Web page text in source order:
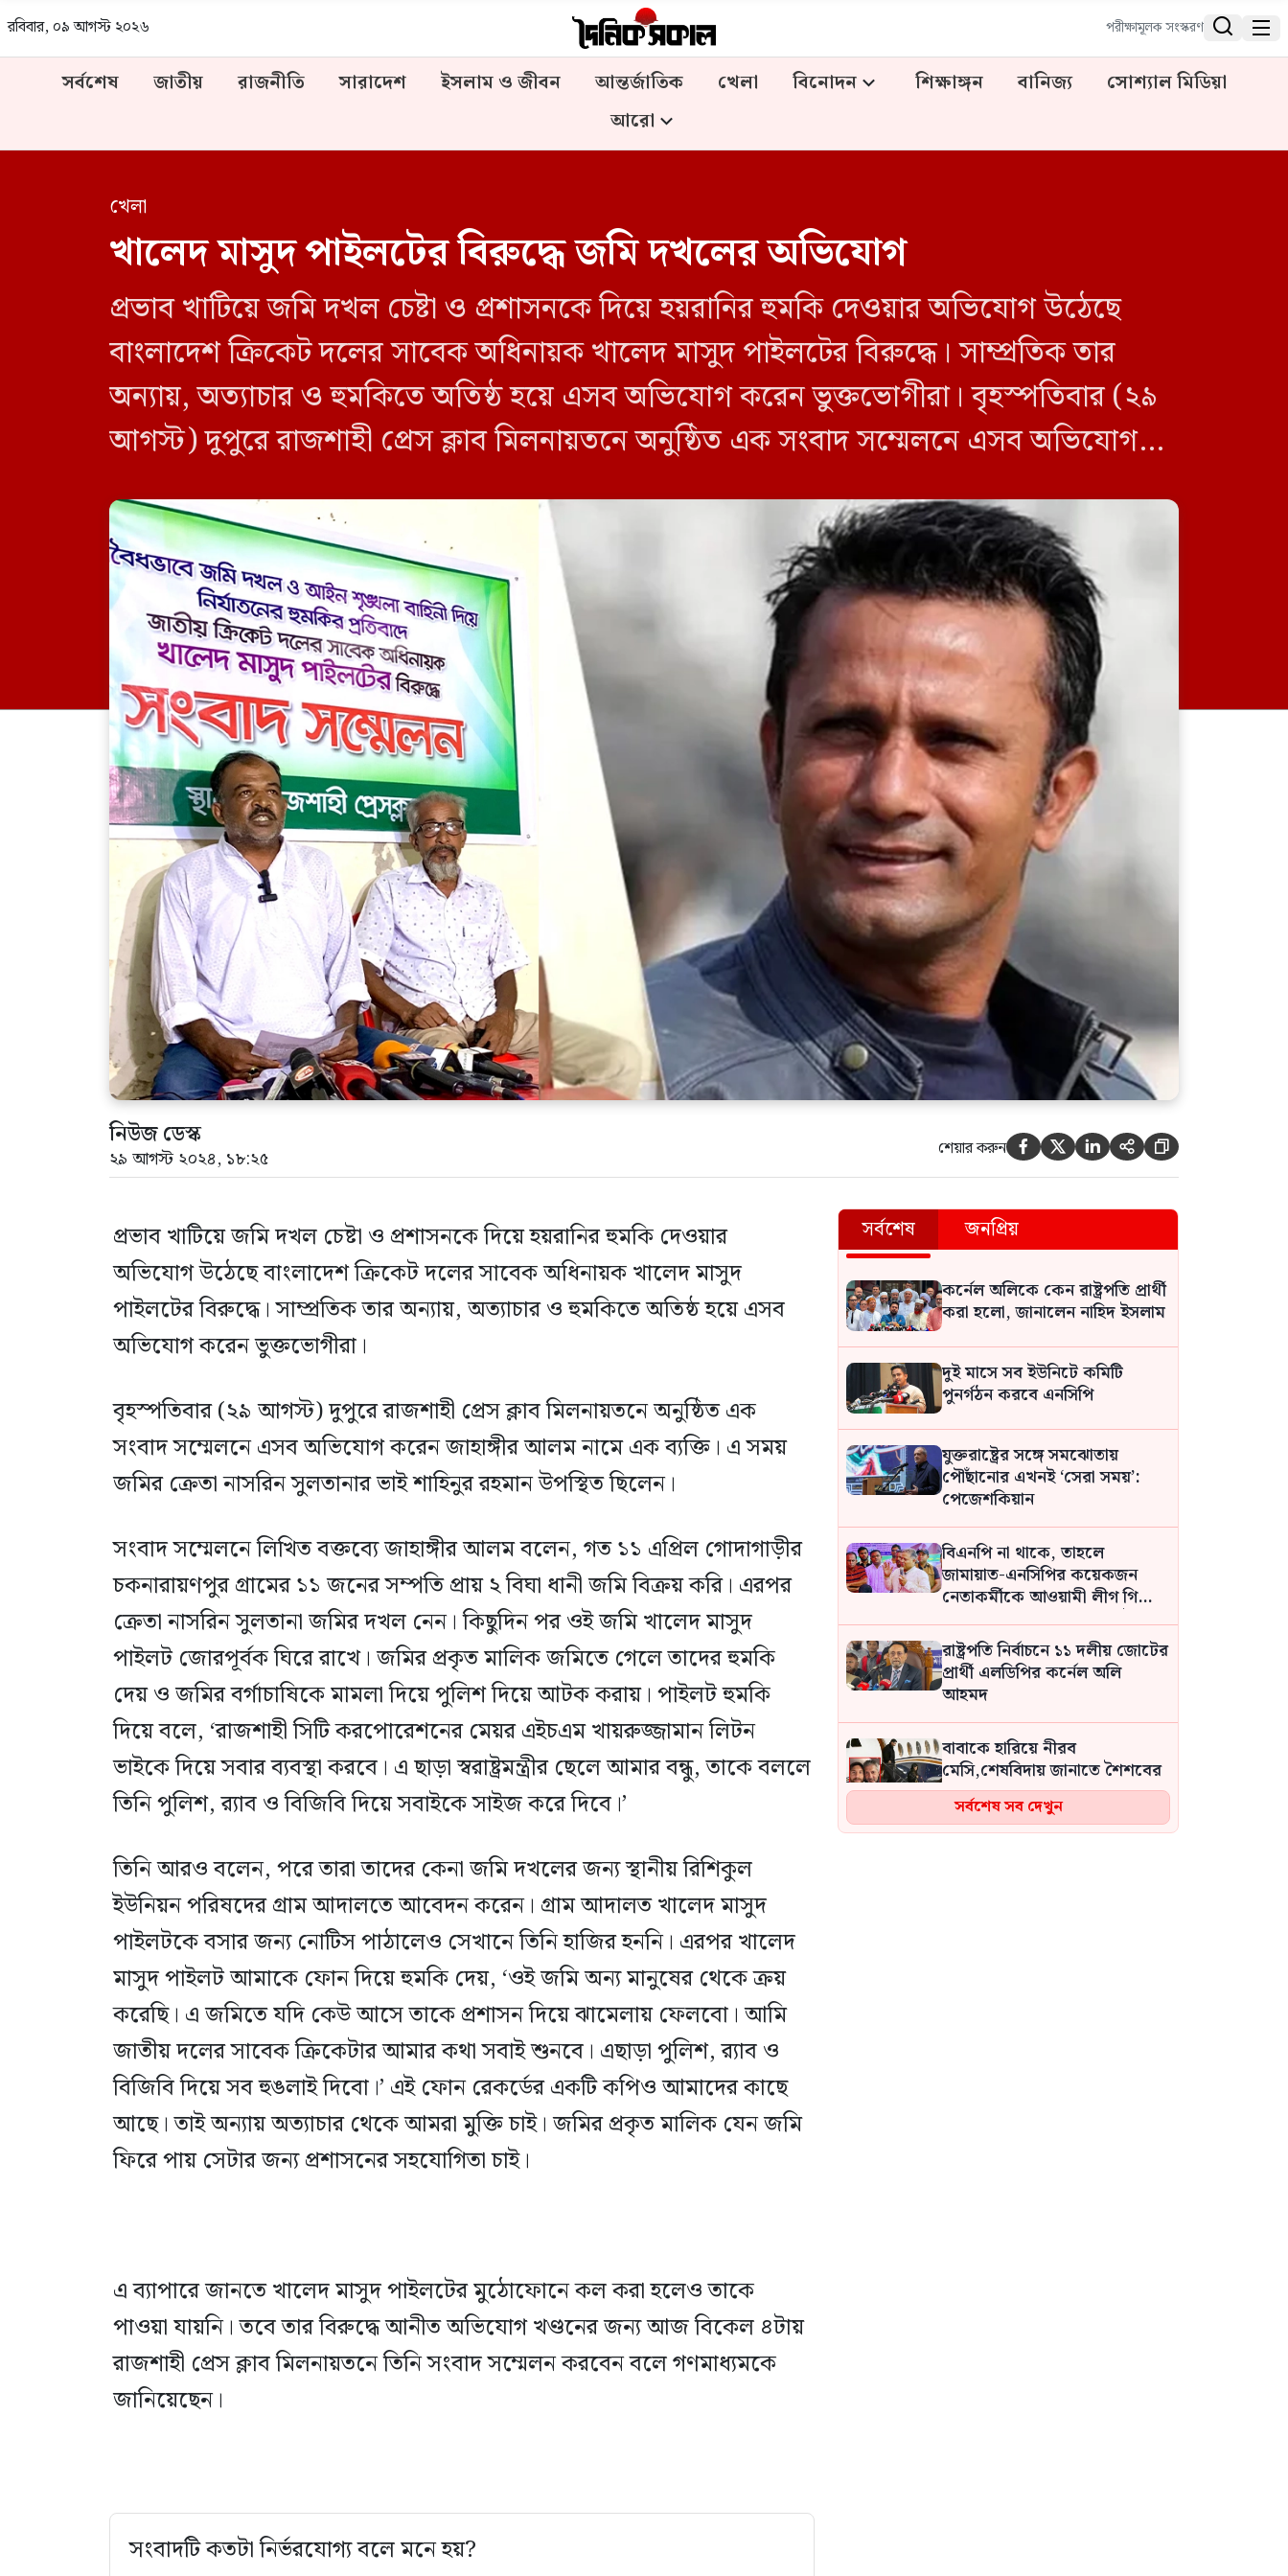
রবিবার, ০৯ আগস্ট ২০২৬ পরীক্ষামূলক সংস্করণ  
সর্বশেষ জাতীয় রাজনীতি সারাদেশ ইসলাম ও জীবন আন্তর্জাতিক খেলা বিনোদন শিক্ষাঙ্গন বানিজ্য
সোশ্যাল মিডিয়া
আরো
খেলা
খালেদ মাসুদ পাইলটের বিরুদ্ধে জমি দখলের অভিযোগ
প্রভাব খাটিয়ে জমি দখল চেষ্টা ও প্রশাসনকে দিয়ে হয়রানির হুমকি দেওয়ার অভিযোগ উঠেছে
বাংলাদেশ ক্রিকেট দলের সাবেক অধিনায়ক খালেদ মাসুদ পাইলটের বিরুদ্ধে। সাম্প্রতিক তার
অন্যায়, অত্যাচার ও হুমকিতে অতিষ্ঠ হয়ে এসব অভিযোগ করেন ভুক্তভোগীরা। বৃহস্পতিবার (২৯
আগস্ট) দুপুরে রাজশাহী প্রেস ক্লাব মিলনায়তনে অনুষ্ঠিত এক সংবাদ সম্মেলনে এসব অভিযোগ
নিউজ ডেস্ক
২৯ আগস্ট ২০২৪, ১৮:২৫ শেয়ার করুন     
প্রভাব খাটিয়ে জমি দখল চেষ্টা ও প্রশাসনকে দিয়ে হয়রানির হুমকি দেওয়ার
অভিযোগ উঠেছে বাংলাদেশ ক্রিকেট দলের সাবেক অধিনায়ক খালেদ মাসুদ
পাইলটের বিরুদ্ধে। সাম্প্রতিক তার অন্যায়, অত্যাচার ও হুমকিতে অতিষ্ঠ হয়ে এসব
অভিযোগ করেন ভুক্তভোগীরা।
বৃহস্পতিবার (২৯ আগস্ট) দুপুরে রাজশাহী প্রেস ক্লাব মিলনায়তনে অনুষ্ঠিত এক
সংবাদ সম্মেলনে এসব অভিযোগ করেন জাহাঙ্গীর আলম নামে এক ব্যক্তি। এ সময়
জমির ক্রেতা নাসরিন সুলতানার ভাই শাহিনুর রহমান উপস্থিত ছিলেন।
সংবাদ সম্মেলনে লিখিত বক্তব্যে জাহাঙ্গীর আলম বলেন, গত ১১ এপ্রিল গোদাগাড়ীর
চকনারায়ণপুর গ্রামের ১১ জনের সম্পতি প্রায় ২ বিঘা ধানী জমি বিক্রয় করি। এরপর
ক্রেতা নাসরিন সুলতানা জমির দখল নেন। কিছুদিন পর ওই জমি খালেদ মাসুদ
পাইলট জোরপূর্বক ঘিরে রাখে। জমির প্রকৃত মালিক জমিতে গেলে তাদের হুমকি
দেয় ও জমির বর্গাচাষিকে মামলা দিয়ে পুলিশ দিয়ে আটক করায়। পাইলট হুমকি
দিয়ে বলে, ‘রাজশাহী সিটি করপোরেশনের মেয়র এইচএম খায়রুজ্জামান লিটন
ভাইকে দিয়ে সবার ব্যবস্থা করবে। এ ছাড়া স্বরাষ্ট্রমন্ত্রীর ছেলে আমার বন্ধু, তাকে বললে
তিনি পুলিশ, র‌্যাব ও বিজিবি দিয়ে সবাইকে সাইজ করে দিবে।’
তিনি আরও বলেন, পরে তারা তাদের কেনা জমি দখলের জন্য স্থানীয় রিশিকুল
ইউনিয়ন পরিষদের গ্রাম আদালতে আবেদন করেন। গ্রাম আদালত খালেদ মাসুদ
পাইলটকে বসার জন্য নোটিস পাঠালেও সেখানে তিনি হাজির হননি। এরপর খালেদ
মাসুদ পাইলট আমাকে ফোন দিয়ে হুমকি দেয়, ‘ওই জমি অন্য মানুষের থেকে ক্রয়
করেছি। এ জমিতে যদি কেউ আসে তাকে প্রশাসন দিয়ে ঝামেলায় ফেলবো। আমি
জাতীয় দলের সাবেক ক্রিকেটার আমার কথা সবাই শুনবে। এছাড়া পুলিশ, র‌্যাব ও
বিজিবি দিয়ে সব হুঙলাই দিবো।’ এই ফোন রেকর্ডের একটি কপিও আমাদের কাছে
আছে। তাই অন্যায় অত্যাচার থেকে আমরা মুক্তি চাই। জমির প্রকৃত মালিক যেন জমি
ফিরে পায় সেটার জন্য প্রশাসনের সহযোগিতা চাই।
এ ব্যাপারে জানতে খালেদ মাসুদ পাইলটের মুঠোফোনে কল করা হলেও তাকে
পাওয়া যায়নি। তবে তার বিরুদ্ধে আনীত অভিযোগ খণ্ডনের জন্য আজ বিকেল ৪টায়
রাজশাহী প্রেস ক্লাব মিলনায়তনে তিনি সংবাদ সম্মেলন করবেন বলে গণমাধ্যমকে
জানিয়েছেন।
সংবাদটি কতটা নির্ভরযোগ্য বলে মনে হয়?
সর্বশেষ জনপ্রিয়
কর্নেল অলিকে কেন রাষ্ট্রপতি প্রার্থী
করা হলো, জানালেন নাহিদ ইসলাম
দুই মাসে সব ইউনিটে কমিটি
পুনর্গঠন করবে এনসিপি
যুক্তরাষ্ট্রের সঙ্গে সমঝোতায়
পৌঁছানোর এখনই ‘সেরা সময়’:
পেজেশকিয়ান
বিএনপি না থাকে, তাহলে
জামায়াত-এনসিপির কয়েকজন
নেতাকর্মীকে আওয়ামী লীগ গিলে
খেয়ে ফেলবে: মো. শহিদুল ইসলাম
রাষ্ট্রপতি নির্বাচনে ১১ দলীয় জোটের
প্রার্থী এলডিপির কর্নেল অলি
আহমদ
বাবাকে হারিয়ে নীরব
মেসি,শেষবিদায় জানাতে শৈশবের
শহর রোজারিওতে ফিরেছেন
লিওনেল মেসি
সর্বশেষ সব দেখুন